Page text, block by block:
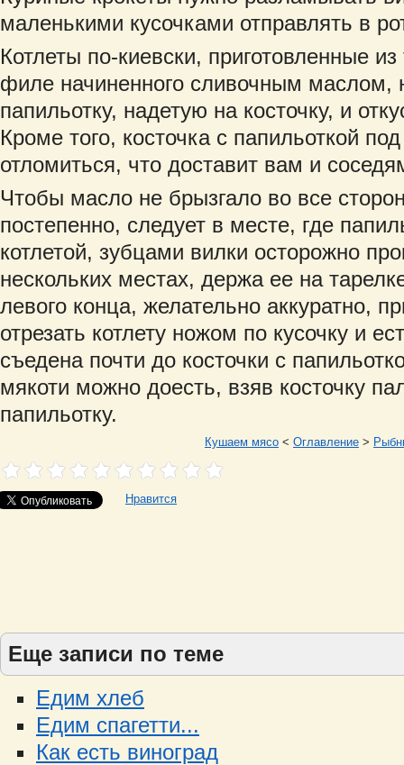
маленькими кусочками отправлять в
Котлеты по-киевски, приготовленные из
филе начиненного сливочным маслом,
папильотку, надетую на косточку, и
Кроме того, косточка с папильоткой
отломиться, что доставит вам и
Чтобы масло не брызгало во все
постепенно, следует в месте, где
котлетой, зубцами вилки осторожно
нескольких местах, держа ее на
левого конца, желательно аккуратно,
отрезать котлету ножом по кусочку и
съедена почти до косточки с
мякоти можно доесть, взяв косточку
папильотку.
Кушаем мясо < Оглавление >
Нравится
Еще записи по теме
Едим хлеб
Едим спагетти...
Как есть виноград